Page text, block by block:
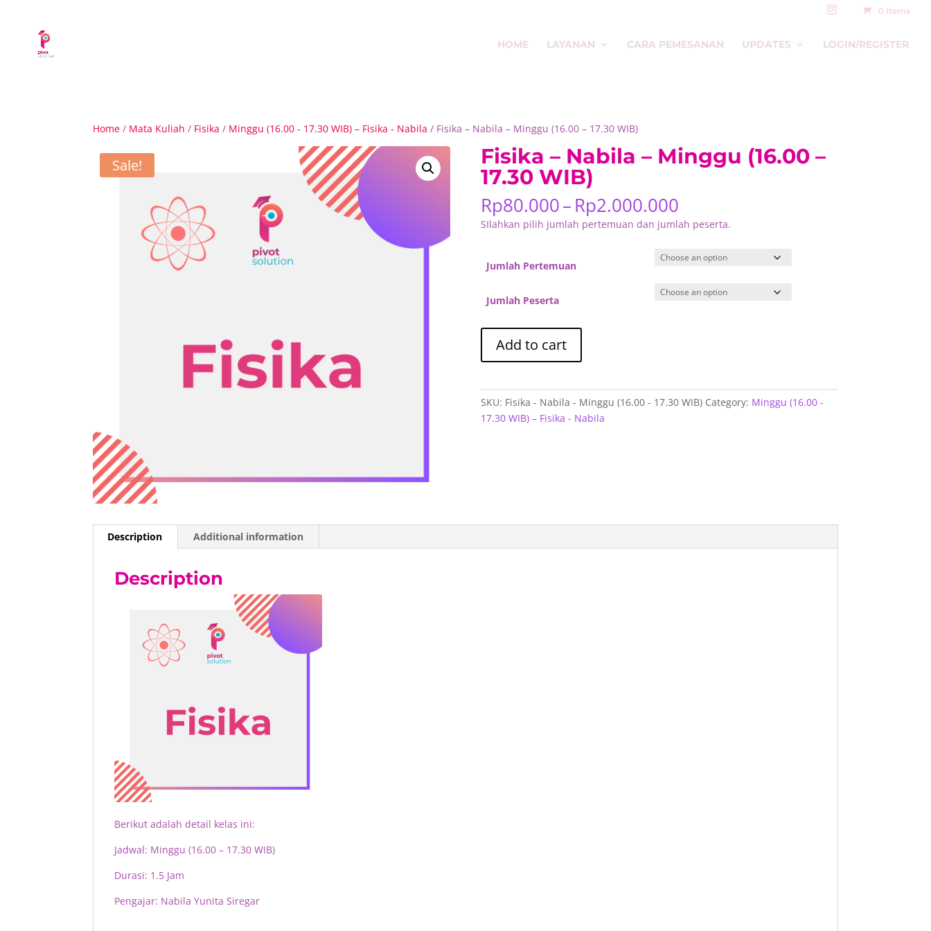
0 Items
HOME LAYANAN CARA PEMESANAN UPDATES LOGIN/REGISTER
Home / Mata Kuliah / Fisika / Minggu (16.00 - 17.30 WIB) – Fisika - Nabila / Fisika – Nabila – Minggu (16.00 – 17.30 WIB)
Sale!
Fisika – Nabila – Minggu (16.00 –
17.30 WIB)
Rp80.000–Rp2.000.000Price
range:
Rp80.000
through
Rp2.000.000
SIlahkan pilih jumlah pertemuan dan jumlah peserta.
Jumlah Pertemuan
Jumlah Peserta
Nabila
Minggu
(16.00
Add to cart
SKU: Fisika - Nabila - Minggu (16.00 - 17.30 WIB) Category: Minggu (16.00 -
17.30 WIB) – Fisika - Nabila
Description Additional information
Description
Berikut adalah detail kelas ini:
Jadwal: Minggu (16.00 – 17.30 WIB)
Durasi: 1.5 Jam
Pengajar: Nabila Yunita Siregar